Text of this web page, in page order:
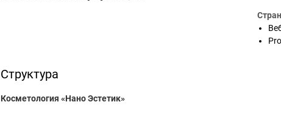
Структура
Косметология «Нано Эстетик»